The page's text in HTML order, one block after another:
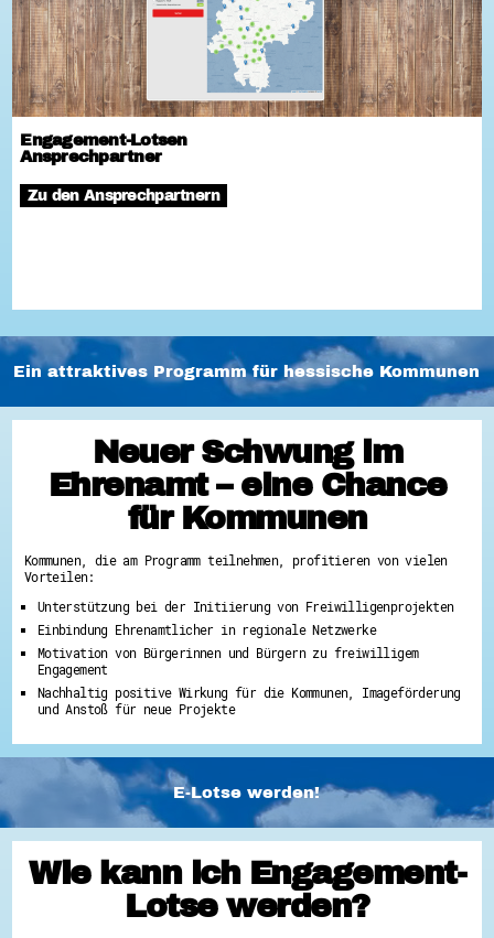
Engagement-Lotsen
Ansprechpartner
Zu den Ansprechpartnern
Ein attraktives Programm für hessische Kommunen
Neuer Schwung im
Ehrenamt – eine Chance
für Kommunen
Kommunen, die am Programm teilnehmen, profitieren von vielen
Vorteilen:
Unterstützung bei der Initiierung von Freiwilligenprojekten
Einbindung Ehrenamtlicher in regionale Netzwerke
Motivation von Bürgerinnen und Bürgern zu freiwilligem
Engagement
Nachhaltig positive Wirkung für die Kommunen, Imageförderung
und Anstoß für neue Projekte
E-Lotse werden!
Wie kann ich Engagement-
Lotse werden?